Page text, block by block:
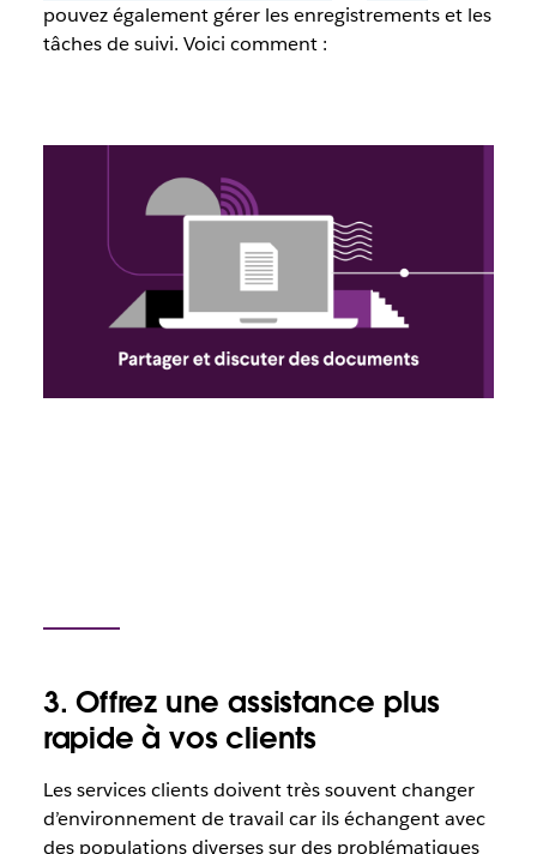
pouvez également gérer les enregistrements et les
tâches de suivi. Voici comment :
3. Offrez une assistance plus
rapide à vos clients
Les services clients doivent très souvent changer
d’environnement de travail car ils échangent avec
des populations diverses sur des problématiques